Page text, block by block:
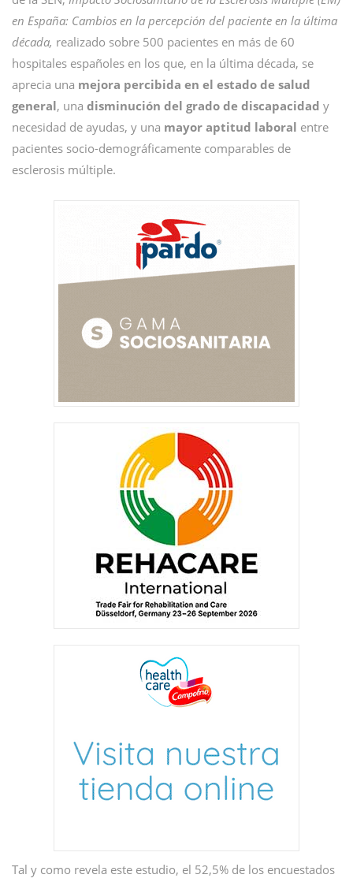
en España: Cambios en la percepción del paciente en la última
década, realizado sobre 500 pacientes en más de 60
hospitales españoles en los que, en la última década, se
aprecia una mejora percibida en el estado de salud
general, una disminución del grado de discapacidad y
necesidad de ayudas, y una mayor aptitud laboral entre
pacientes socio-demográficamente comparables de
esclerosis múltiple.
Tal y como revela este estudio, el 52,5% de los encuestados